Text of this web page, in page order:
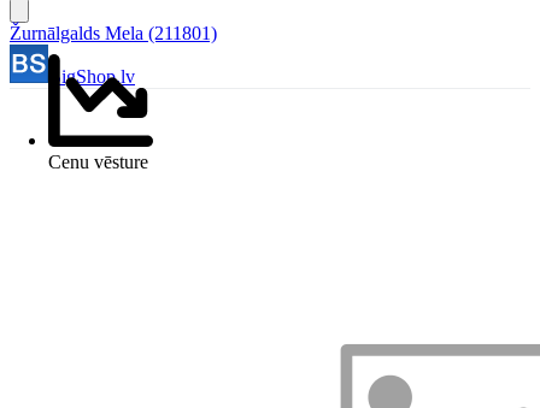
Cenu vēsture
Žurnālgalds Mela (211801)
BigShop.lv